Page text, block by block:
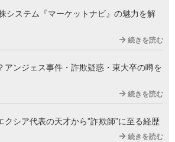
システム『マーケットナビ』の魅力を解
続きを読む
アンジェス事件・詐欺疑惑・東大卒の噂を
続きを読む
クシア代表の天才から”詐欺師”に至る経歴
続きを読む